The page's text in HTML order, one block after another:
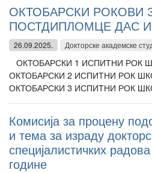
ОКТОБАРСКИ РОКОВИ
ПОСТДИПЛОМЦЕ ДАС
26.09.2025. Докторске академске
ОКТОБАРСКИ 1 ИСПИТНИ РОК
ОКТОБАРСКИ 2 ИСПИТНИ РОК
ОКТОБАРСКИ 3 ИСПИТНИ РОК
Комисија за процену
и тема за израду
специјалистичких
године